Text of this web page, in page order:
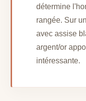
détermine
rangée. Sur
avec assise
argent/or
intéressante.